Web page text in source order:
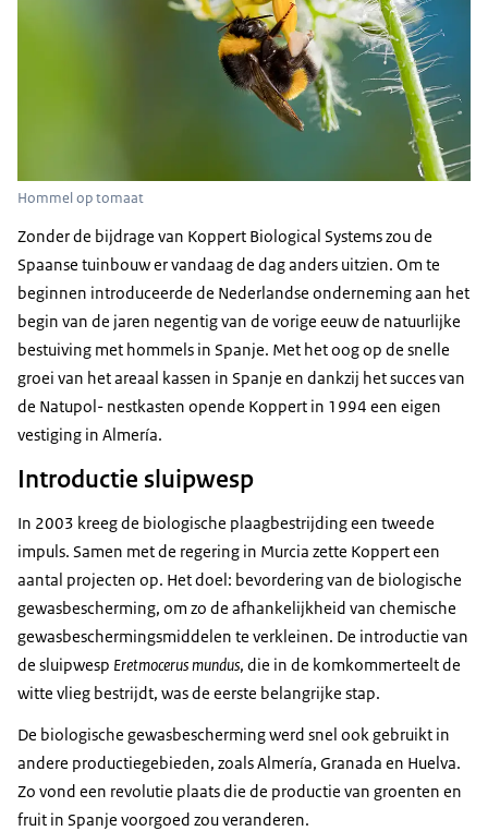
Hommel op tomaat
Zonder de bijdrage van Koppert Biological Systems zou de
Spaanse tuinbouw er vandaag de dag anders uitzien. Om te
beginnen introduceerde de Nederlandse onderneming aan het
begin van de jaren negentig van de vorige eeuw de natuurlijke
bestuiving met hommels in Spanje. Met het oog op de snelle
groei van het areaal kassen in Spanje en dankzij het succes van
de Natupol- nestkasten opende Koppert in 1994 een eigen
vestiging in Almería.
Introductie sluipwesp
In 2003 kreeg de biologische plaagbestrijding een tweede
impuls. Samen met de regering in Murcia zette Koppert een
aantal projecten op. Het doel: bevordering van de biologische
gewasbescherming, om zo de afhankelijkheid van chemische
gewasbeschermingsmiddelen te verkleinen. De introductie van
de sluipwesp Eretmocerus mundus, die in de komkommerteelt de
witte vlieg bestrijdt, was de eerste belangrijke stap.
De biologische gewasbescherming werd snel ook gebruikt in
andere productiegebieden, zoals Almería, Granada en Huelva.
Zo vond een revolutie plaats die de productie van groenten en
fruit in Spanje voorgoed zou veranderen.